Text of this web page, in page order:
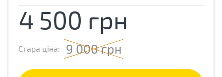
4 500 грн
Стара ціна: 9 000 грн